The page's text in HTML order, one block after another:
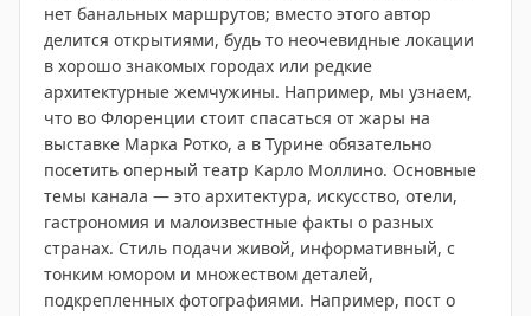
нет банальных маршрутов; вместо этого автор
делится открытиями, будь то неочевидные локации
в хорошо знакомых городах или редкие
архитектурные жемчужины. Например, мы узнаем,
что во Флоренции стоит спасаться от жары на
выставке Марка Ротко, а в Турине обязательно
посетить оперный театр Карло Моллино. Основные
темы канала — это архитектура, искусство, отели,
гастрономия и малоизвестные факты о разных
странах. Стиль подачи живой, информативный, с
тонким юмором и множеством деталей,
подкрепленных фотографиями. Например, пост о